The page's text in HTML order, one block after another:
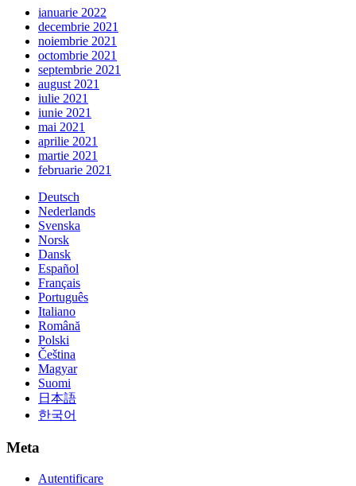
ianuarie 2022
decembrie 2021
noiembrie 2021
octombrie 2021
septembrie 2021
august 2021
iulie 2021
iunie 2021
mai 2021
aprilie 2021
martie 2021
februarie 2021
Deutsch
Nederlands
Svenska
Norsk
Dansk
Español
Français
Português
Italiano
Română
Polski
Čeština
Magyar
Suomi
日本語
한국어
Meta
Autentificare